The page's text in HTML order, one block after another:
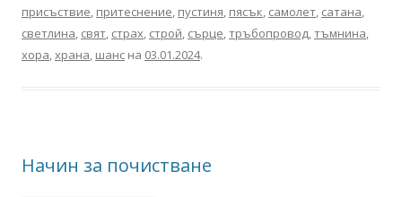
присъствие, притеснение, пустиня, пясък, самолет, сатана,
светлина, свят, страх, строй, сърце,тръбопровод,тъмнина,
хора,храна, шанс на 03.01.2024.
Начин за почистване